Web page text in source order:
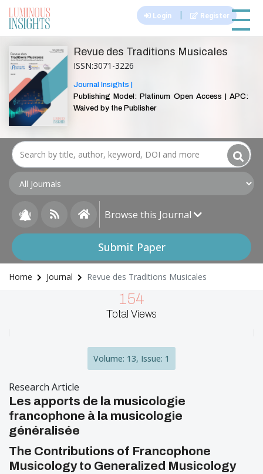
Login | Register |||
Revue des Traditions Musicales
ISSN:3071-3226
Journal Insights |
Publishing Model: Platinum Open Access | APC:
Waived by the Publisher
Browse this Journal
Submit Paper
Home Journal Revue des Traditions Musicales
154
Total Views
Volume: 13, Issue: 1
Research Article
Les apports de la musicologie
francophone à la musicologie
généralisée
The Contributions of Francophone
Musicology to Generalized Musicology